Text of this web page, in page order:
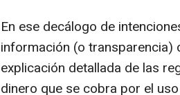
En ese decálogo de
información (o transparencia)
explicación detallada de las
dinero que se cobra por el